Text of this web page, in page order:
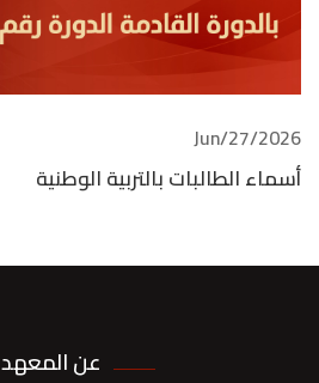
2026/Jun/27
أسماء الطالبات بالتربية الوطنية
عن المعهد